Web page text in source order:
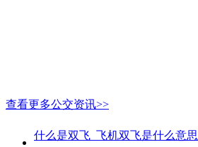
查看更多公交资讯>>
什么是双飞_飞机双飞是什么意思